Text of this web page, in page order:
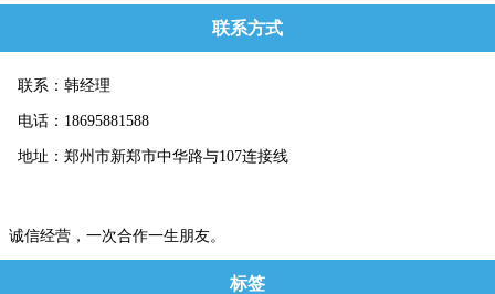
联系方式
联系：韩经理
电话：18695881588
地址：郑州市新郑市中华路与107连接线
诚信经营，一次合作一生朋友。
标签